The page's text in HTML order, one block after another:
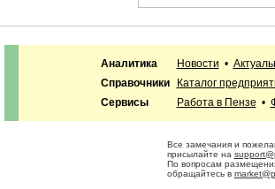
Аналитика Новости •
Справочники
Каталог
Сервисы
Работа в Пензе •
Все замечания и
присылайте на
По вопросам
обращайтесь в